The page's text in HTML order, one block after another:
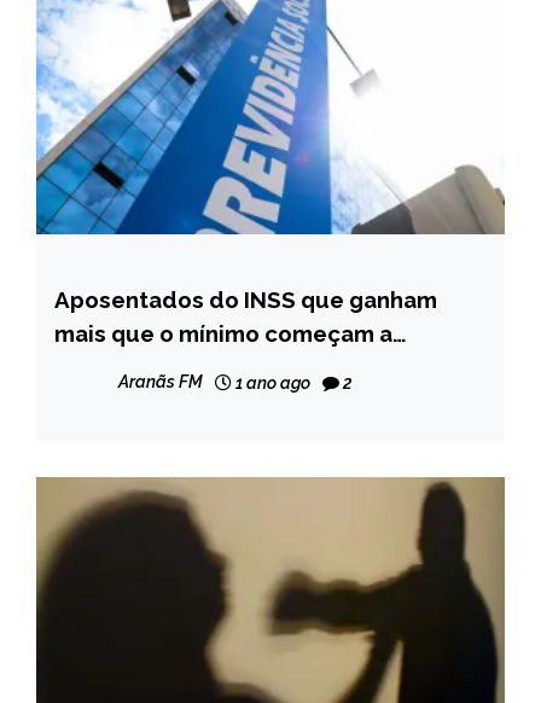
BRASIL
NOTÍCIAS
Aposentados do INSS que ganham
mais que o mínimo começam a
Aranãs FM 1 ano ago 2